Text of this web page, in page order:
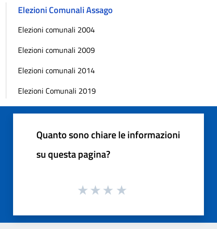
Elezioni Comunali Assago
Elezioni comunali 2004
Elezioni comunali 2009
Elezioni comunali 2014
Elezioni Comunali 2019
Quanto sono chiare le informazioni
su questa pagina?